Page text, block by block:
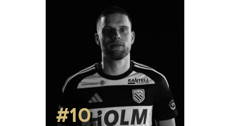
#10